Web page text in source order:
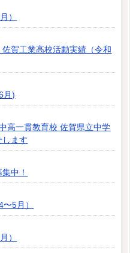
）
佐賀工業高校活動実績（令和
月)
高一貫教育校 佐賀県立中学
ます
中！
5月）
）